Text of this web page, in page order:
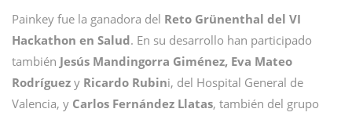
Painkey fue la ganadora del Reto Grünenthal del VI
Hackathon en Salud. En su desarrollo han participado
también Jesús Mandingorra Giménez, Eva Mateo
Rodríguez y Ricardo Rubini, del Hospital General de
Valencia, y Carlos Fernández Llatas, también del grupo